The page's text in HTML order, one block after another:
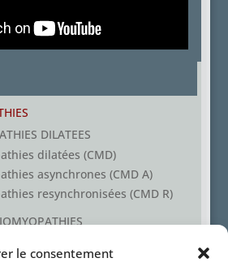
le consentement
DILATEES
dilatées (CMD)
asynchrones (CMD A)
resynchronisées (CMD R)
non compacté (VGNC)